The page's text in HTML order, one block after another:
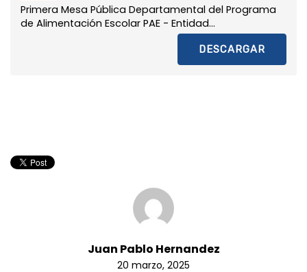
Primera Mesa Pública Departamental del Programa
de Alimentación Escolar PAE - Entidad...
DESCARGAR
Juan Pablo Hernandez
20 marzo, 2025